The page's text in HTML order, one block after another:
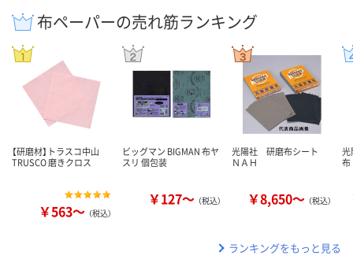
布ペーパーの売れ筋ランキング
【研磨材】トラスコ中山
TRUSCO 磨きクロス
￥563～ （税込）
ビッグマン BIGMAN 布ヤ
スリ 個包装
￥127～ （税込）
光陽社 研磨布シート
ＮＡＨ
￥8,650～ （税込）
ランキングをもっと見る